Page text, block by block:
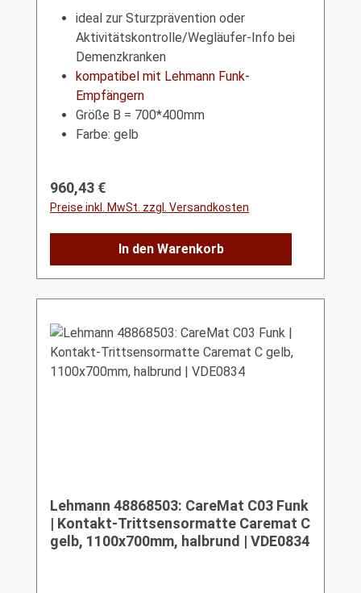
ideal zur Sturzprävention oder
Aktivitätskontrolle/Wegläufer-Info bei
Demenzkranken
kompatibel mit Lehmann Funk-
Empfängern
Größe B = 700*400mm
Farbe: gelb
Regulärer Preis:
960,43 €
Preise inkl. MwSt. zzgl. Versandkosten
In den Warenkorb
Lehmann 48868503: CareMat C03 Funk
| Kontakt-Trittsensormatte Caremat C
gelb, 1100x700mm, halbrund | VDE0834